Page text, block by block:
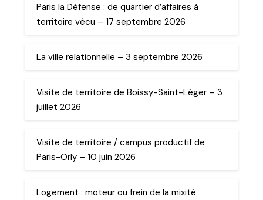
Paris la Défense : de quartier d’affaires à
territoire vécu – 17 septembre 2026
La ville relationnelle – 3 septembre 2026
Visite de territoire de Boissy-Saint-Léger – 3
juillet 2026
Visite de territoire / campus productif de
Paris-Orly – 10 juin 2026
Logement : moteur ou frein de la mixité